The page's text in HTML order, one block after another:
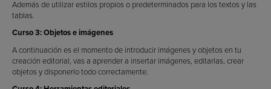
Además de utilizar estilos propios o predeterminados para los textos y las
tablas.
Curso 3: Objetos e imágenes
A continuación es el momento de introducir imágenes y objetos en tu
creación editorial, vas a aprender a insertar imágenes, editarlas, crear
objetos y disponerlo todo correctamente.